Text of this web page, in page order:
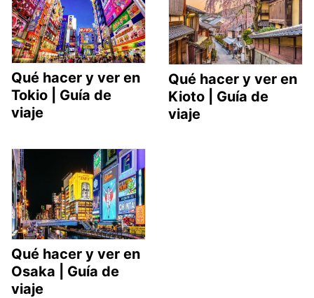
Qué hacer y ver en
Tokio | Guía de
viaje
Qué hacer y ver en
Kioto | Guía de
viaje
Qué hacer y ver en
Osaka | Guía de
viaje